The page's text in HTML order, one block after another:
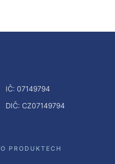
IČ: 07149794
DIČ: CZ07149794
O PRODUKTECH